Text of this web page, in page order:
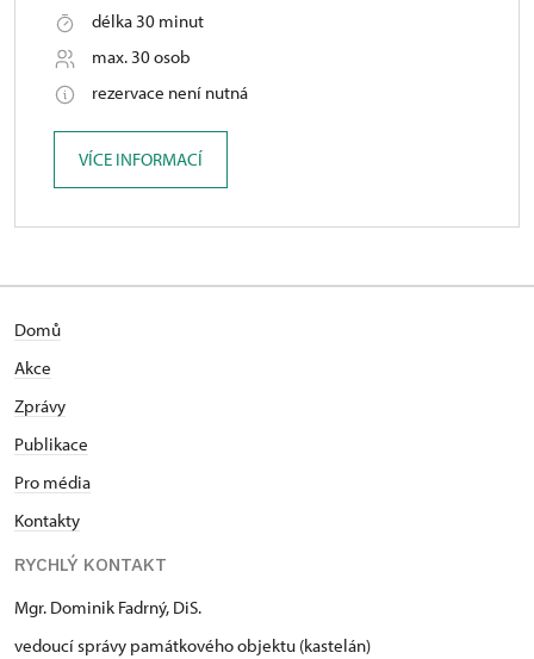
délka 30 minut
max. 30 osob
rezervace není nutná
VÍCE INFORMACÍ
Domů
Akce
Zprávy
Publikace
Pro média
Kontakty
RYCHLÝ KONTAKT
Mgr. Dominik Fadrný, DiS.
vedoucí správy památkového objektu (kastelán)